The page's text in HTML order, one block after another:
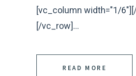
[vc_column width="1/
[/vc_row]...
READ MORE